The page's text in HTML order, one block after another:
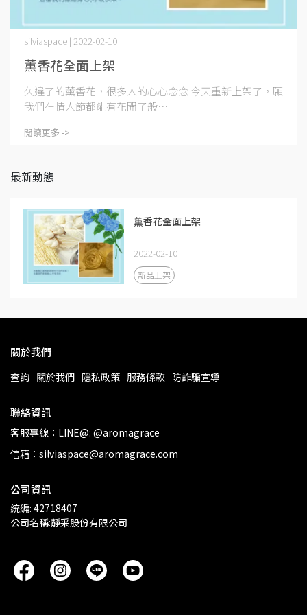
薫香花全面上架
silviaspace | 2022-02-10
久違了的薰香花，很多人的心心念念 今天重新上架了，願
我們在情人節都能有花開了般⋯
閱讀更多 ->
最新動態
薫香花全面上架
2022-02-10
新品上架
關於我們
查詢 關於我們 隱私政策 服務條款 防詐騙宣導
聯絡資訊
客服專線：LINE@: @aromagrace
信箱：silviaspace@aromagrace.com
公司資訊
統編: 42718407
公司名稱:靜采股份有限公司